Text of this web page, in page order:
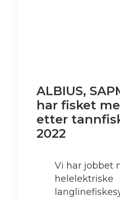
ALBIUS,
har fisket
etter
2022
Vi har jobbet
helelektriske